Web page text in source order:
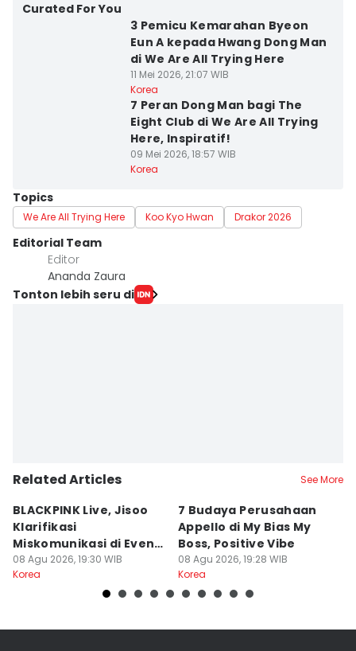
Curated For You
3 Pemicu Kemarahan Byeon
Eun A kepada Hwang Dong Man
di We Are All Trying Here
11 Mei 2026, 21:07 WIB
Korea
7 Peran Dong Man bagi The
Eight Club di We Are All Trying
Here, Inspiratif!
09 Mei 2026, 18:57 WIB
Korea
Topics
We Are All Trying Here Koo Kyo Hwan Drakor 2026
Editorial Team
Editor
Ananda Zaura
Tonton lebih seru di
Related Articles See More
BLACKPINK Live, Jisoo
Klarifikasi
Miskomunikasi di Event
Anniversary 10 Tahun
08 Agu 2026, 19:30 WIB
Korea
7 Budaya Perusahaan
Appello di My Bias My
Boss, Positive Vibe
08 Agu 2026, 19:28 WIB
Korea